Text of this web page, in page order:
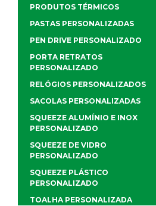
PRODUTOS TÉRMICOS
PASTAS PERSONALIZADAS
PEN DRIVE PERSONALIZADO
PORTA RETRATOS
PERSONALIZADO
RELÓGIOS PERSONALIZADOS
SACOLAS PERSONALIZADAS
SQUEEZE ALUMÍNIO E INOX
PERSONALIZADO
SQUEEZE DE VIDRO
PERSONALIZADO
SQUEEZE PLÁSTICO
PERSONALIZADO
TOALHA PERSONALIZADA